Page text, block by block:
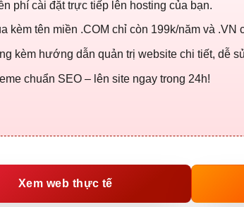
phí cài đặt trực tiếp lên hosting của bạn.
kèm tên miền .COM chỉ còn 199k/năm và .VN
kèm hướng dẫn quản trị website chi tiết, dễ
chuẩn SEO – lên site ngay trong 24h!
Xem web thực tế